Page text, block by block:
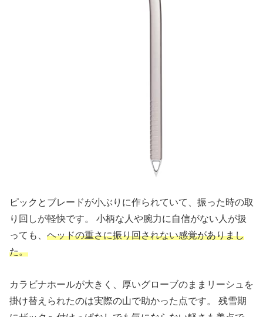
ピックとブレードが小ぶりに作られていて、振った時の取
り回しが軽快です。 小柄な人や腕力に自信がない人が扱
っても、 ヘッドの重さに振り回されない感覚がありまし
た。
カラビナホールが大きく、厚いグローブのままリーシュを
掛け替えられたのは実際の山で助かった点です。 残雪期